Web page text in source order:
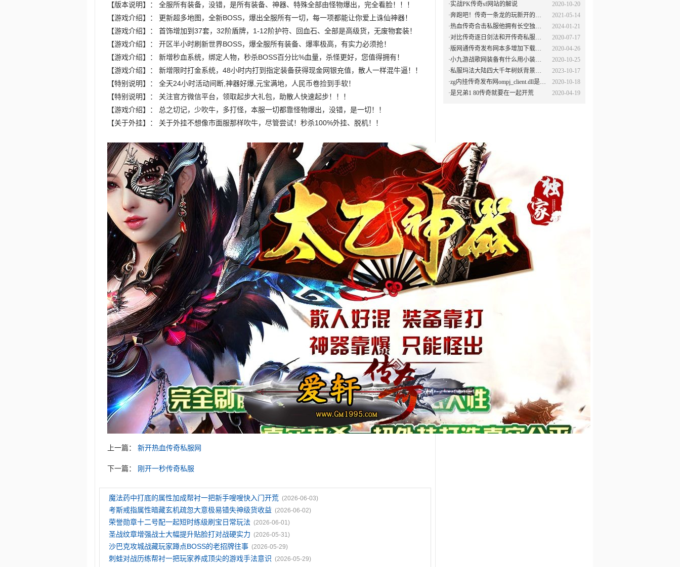
【版本说明】： 全服所有装备，没错，是所有装备、神器、特殊全部由怪物爆出，完全看脸！！！
【游戏介绍】： 更新超多地图，全新BOSS，爆出全服所有一切，每一项都能让你爱上诛仙神器！
【游戏介绍】： 首饰增加到37套，32阶盾牌，1-12阶护符、回血石、全部是高级货，无废物套装！
【游戏介绍】： 开区半小时刷新世界BOSS，爆全服所有装备、爆率极高，有实力必须抢！
【游戏介绍】： 新增秒血系统，绑定人物，秒杀BOSS百分比%血量，杀怪更好，您值得拥有！
【游戏介绍】： 新增限时打金系统，48小时内打到指定装备获得现金网银充值，散人一样混牛逼！！
【特别说明】： 全天24小时活动间断,神器好爆,元宝满地，人民币卷捡到手软！
【特别说明】： 关注官方微信平台，领取起步大礼包，助散人快速起步！！！
【游戏介绍】： 总之切记，少吹牛，多打怪，本服一切都靠怪物爆出，没错，是一切！！
【关于外挂】： 关于外挂不想像市面服那样吹牛，尽管尝试！秒杀100%外挂、脱机！！
上一篇：新开热血传奇私服网
下一篇： 刚开一秒传奇私服
魔法药中打底的属性加成帮衬一把新手嗖嗖快入门开荒 (2026-06-03)
考斯戒指属性暗藏玄机疏忽大意极易错失神级货收益 (2026-06-02)
荣誉勋章十二号配一起短时练级刷宝日常玩法 (2026-06-01)
圣战纹章‌增强战士大幅提升贴脸打对战硬实力 (2026-05-31)
沙巴克攻城战藏玩家蹲点BOSS的老招牌往事 (2026-05-29)
刺蛙对战历练帮衬一把玩家养成顶尖的游戏手法意识 (2026-05-29)
2020-10-20
·实战PK传奇sf网站的解说
2021-05-14
·奔跑吧！传奇一条龙的玩新开的变态网页传奇家传奇合击网站们，让热血传奇sf登陆器我们一起共享游戏的乐趣！
2024-01-21
·热血传奇合击私服他拥有长空独一的麻痹戒指搭配33怒斩后难逢敌手
2020-07-17
·对比传奇逐日剑法和开传奇私服看不到装备天斩
2020-04-26
·版网通传奇发布网本多增加下载传奇登录器数量的方法
2020-10-25
·小九游战歌网装备有什么用小装备作用分析
2023-10-17
·私服玛法大陆四大千年树妖背景故事之千年橡树
2020-10-18
·zg内挂传奇发布网ompj_client.dll是什么插件怎么使用？
2020-04-19
·是兄弟1 80传奇就要在一起开荒